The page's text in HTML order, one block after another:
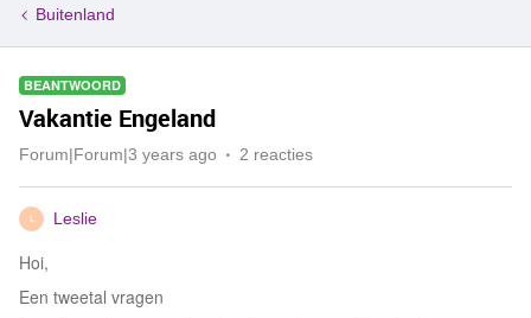
Buitenland
BEANTWOORD
Vakantie Engeland
Forum|Forum|3 years ago 2 reacties
L Leslie
Hoi,
Een tweetal vragen